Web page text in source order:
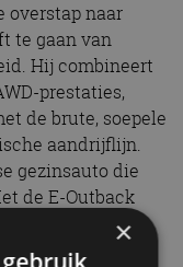
overstap naar
te gaan van
Hij combineert
prestaties,
de brute, soepele
aandrijflijn.
gezinsauto die
de E-Outback
bij 52.900
×